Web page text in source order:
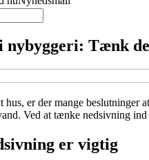
nybyggeri: Tænk
hus, er der mange beslutninger
Ved at tænke nedsivning
er vigtig